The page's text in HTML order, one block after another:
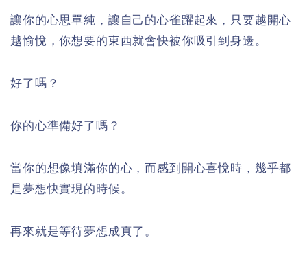
讓你的心思單純，讓自己的心雀躍起來，只要越開心
越愉悅，你想要的東西就會快被你吸引到身邊。
好了嗎？
你的心準備好了嗎？
當你的想像填滿你的心，而感到開心喜悅時，幾乎都
是夢想快實現的時候。
再來就是等待夢想成真了。